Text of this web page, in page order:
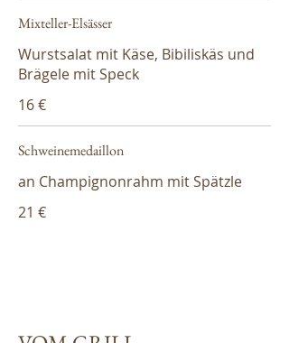
Mixteller-Elsässer
Wurstsalat mit Käse, Bibiliskäs und
Brägele mit Speck
16 €
Schweinemedaillon
an Champignonrahm mit Spätzle
21 €